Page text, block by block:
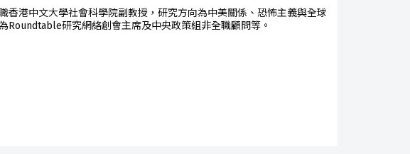
港中文大學社會科學院副教授，研究方向為中美關係、恐怖主義與全球
研究網絡創會主席及中央政策組非全職顧問等。